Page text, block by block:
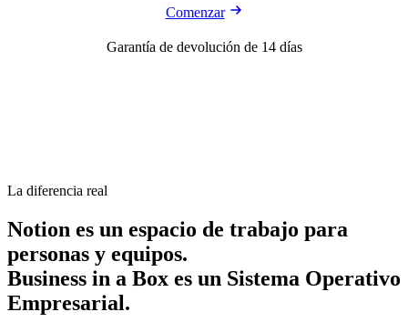
Comenzar
Garantía de devolución de 14 días
La diferencia real
Notion es un espacio de trabajo para
personas y equipos.
Business in a Box es un Sistema Operativo
Empresarial.